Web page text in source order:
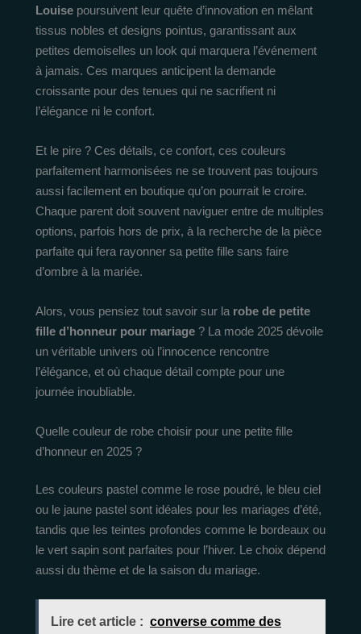
Louise poursuivent leur quête d’innovation en mêlant
tissus nobles et designs pointus, garantissant aux
petites demoiselles un look qui marquera l’événement
à jamais. Ces marques anticipent la demande
croissante pour des tenues qui ne sacrifient ni
l’élégance ni le confort.
Et le pire ? Ces détails, ce confort, ces couleurs
parfaitement harmonisées ne se trouvent pas toujours
aussi facilement en boutique qu’on pourrait le croire.
Chaque parent doit souvent naviguer entre de multiples
options, parfois hors de prix, à la recherche de la pièce
parfaite qui fera rayonner sa petite fille sans faire
d’ombre à la mariée.
Alors, vous pensiez tout savoir sur la robe de petite
fille d’honneur pour mariage ? La mode 2025 dévoile
un véritable univers où l’innocence rencontre
l’élégance, et où chaque détail compte pour une
journée inoubliable.
Quelle couleur de robe choisir pour une petite fille
d’honneur en 2025 ?
Les couleurs pastel comme le rose poudré, le bleu ciel
ou le jaune pastel sont idéales pour les mariages d’été,
tandis que les teintes profondes comme le bordeaux ou
le vert sapin sont parfaites pour l’hiver. Le choix dépend
aussi du thème et de la saison du mariage.
Lire cet article : converse comme des